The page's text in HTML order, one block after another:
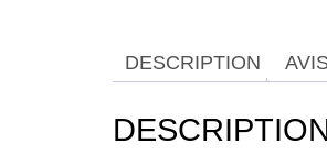
DESCRIPTION